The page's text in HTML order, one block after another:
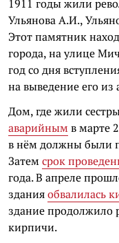
1911 годы жили
Ульянова А.И.,
Этот памятник
города, на улице
год со дня
на выведение его из
Дом, где жили
аварийнымв марте
в нём должны были
Затемсрок
года. В апреле
зданияобвалилась
здание продолжило
кирпичи.